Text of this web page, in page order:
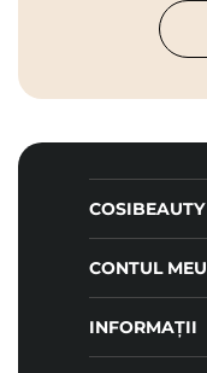
COSIBEAUTY
CONTUL MEU
INFORMAȚII